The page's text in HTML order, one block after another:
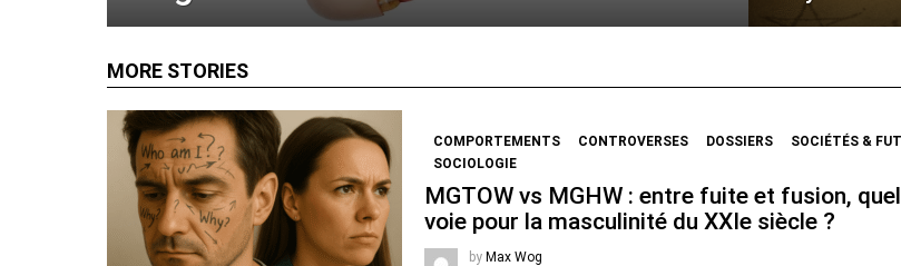
MORE STORIES
COMPORTEMENTS CONTROVERSES DOSSIERS
SOCIÉTÉS &
SOCIOLOGIE
MGTOW vs MGHW : entre fuite et fusion,
voie pour la masculinité du XXIe siècle ?
by Max Wog